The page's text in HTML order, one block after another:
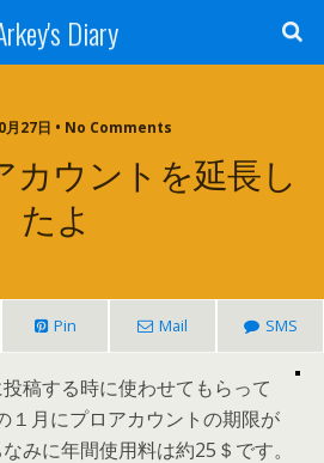
Diary
月27日 • No Comments
カウントを延長し
たよ
Pin Mail SMS
稿する時に使わせてもらって
１月にプロアカウントの期限が
みに年間使用料は約25＄です。